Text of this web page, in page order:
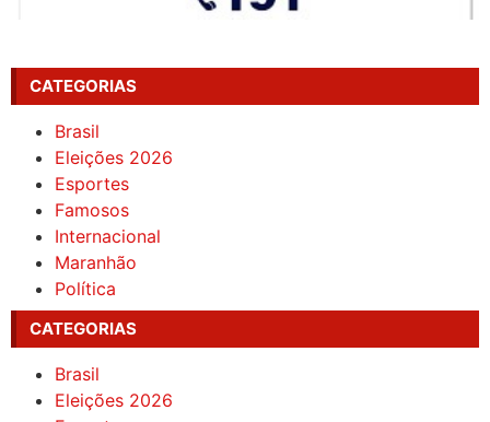
CATEGORIAS
Brasil
Eleições 2026
Esportes
Famosos
Internacional
Maranhão
Política
CATEGORIAS
Brasil
Eleições 2026